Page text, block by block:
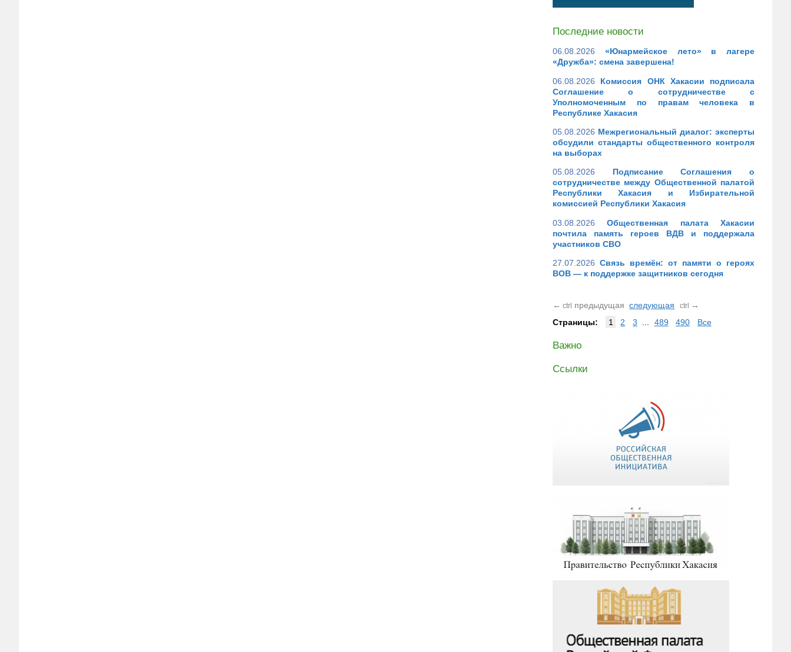
Последние новости
06.08.2026
«Юнармейское лето» в лагере
«Дружба»: смена завершена!
06.08.2026
Комиссия ОНК Хакасии подписала
Соглашение о сотрудничестве с
Уполномоченным по правам человека в
Республике Хакасия
05.08.2026 Межрегиональный диалог: эксперты
обсудили стандарты общественного контроля
на выборах
05.08.2026
Подписание Соглашения о
сотрудничестве между Общественной палатой
Республики Хакасия и Избирательной
комиссией Республики Хакасия
03.08.2026
Общественная палата Хакасии
почтила память героев ВДВ и поддержала
участников СВО
27.07.2026 Связь времён: от памяти о героях
ВОВ — к поддержке защитников сегодня
← ctrl предыдущая следующая ctrl →
Страницы:
1 2 3 489 490 Все
Важно
Ссылки